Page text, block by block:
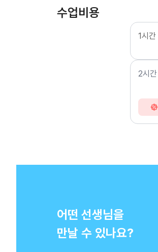
수업비용
1시간
2시간
어떤 선생님을
만날 수 있나요?